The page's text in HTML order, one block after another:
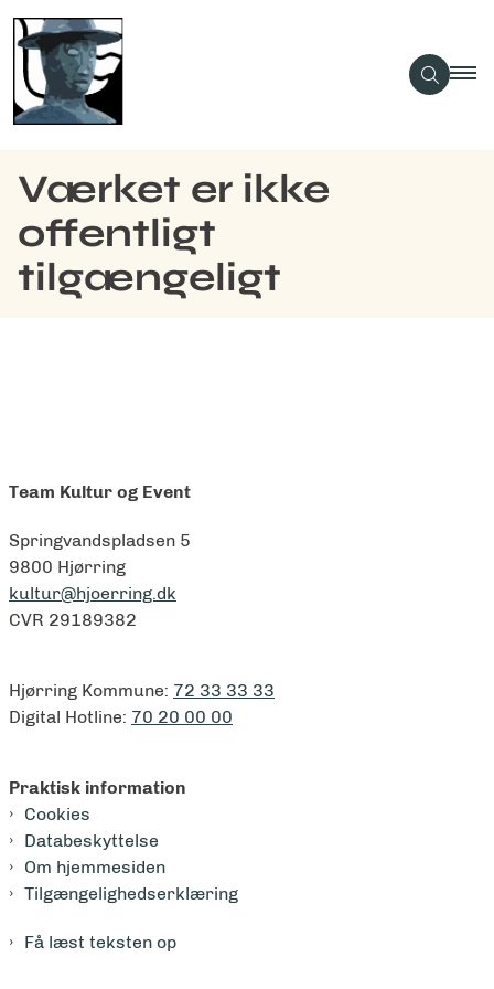
Værket er ikke
offentligt
tilgængeligt
Team Kultur og Event
Springvandspladsen 5
9800 Hjørring
kultur@hjoerring.dk
CVR 29189382
Hjørring Kommune: 72 33 33 33
Digital Hotline: 70 20 00 00
Praktisk information
Cookies
Databeskyttelse
Om hjemmesiden
Tilgængelighedserklæring
Få læst teksten op